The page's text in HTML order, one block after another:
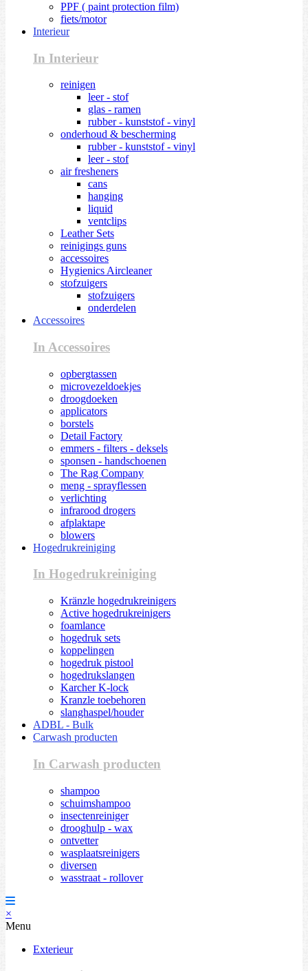
PPF ( paint protection film)
fiets/motor
Interieur
In Interieur
reinigen
leer - stof
glas - ramen
rubber - kunststof - vinyl
onderhoud & bescherming
rubber - kunststof - vinyl
leer - stof
air fresheners
cans
hanging
liquid
ventclips
Leather Sets
reinigings guns
accessoires
Hygienics Aircleaner
stofzuigers
stofzuigers
onderdelen
Accessoires
In Accessoires
opbergtassen
microvezeldoekjes
droogdoeken
applicators
borstels
Detail Factory
emmers - filters - deksels
sponsen - handschoenen
The Rag Company
meng - sprayflessen
verlichting
infrarood drogers
afplaktape
blowers
Hogedrukreiniging
In Hogedrukreiniging
Kränzle hogedrukreinigers
Active hogedrukreinigers
foamlance
hogedruk sets
koppelingen
hogedruk pistool
hogedrukslangen
Karcher K-lock
Kranzle toebehoren
slanghaspel/houder
ADBL - Bulk
Carwash producten
In Carwash producten
shampoo
schuimshampoo
insectenreiniger
drooghulp - wax
ontvetter
wasplaatsreinigers
diversen
wasstraat - rollover
×
Menu
Exterieur